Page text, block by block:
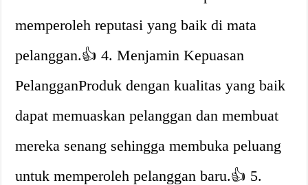
memperoleh reputasi yang baik di mata
pelanggan.👍 4. Menjamin Kepuasan
PelangganProduk dengan kualitas yang baik
dapat memuaskan pelanggan dan membuat
mereka senang sehingga membuka peluang
untuk memperoleh pelanggan baru.👍 5.